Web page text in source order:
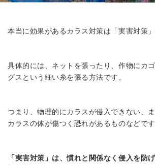
本当に効果があるカラス対策は「実害対策」
具体的には、ネットを張ったり、作物にカ
グスという細い糸を張る方法です。
つまり、物理的にカラスが侵入できない、
カラスの体が傷つく恐れがあるものなどです
「実害対策」は、慣れと関係なく侵入を防